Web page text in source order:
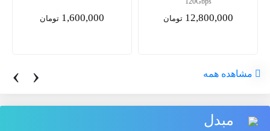
12,800,000 تومان 1,400,000 تومان
‹ › مشاهده همه
مبدل